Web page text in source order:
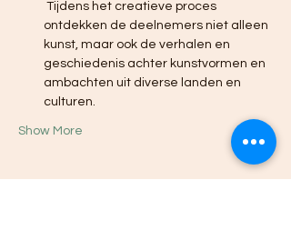
ontdekken de deelnemers niet alleen
kunst, maar ook de verhalen en
geschiedenis achter kunstvormen en
ambachten uit diverse landen en
culturen.
Show More